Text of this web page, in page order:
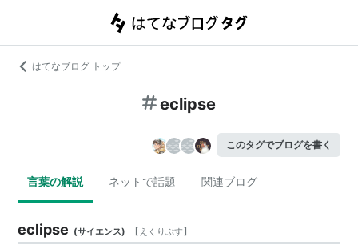
はてなブログ トップ
eclipse
このタグでブログを書く
言葉の解説 ネットで話題 関連ブログ
eclipse (サイエンス) 【 えくりぷす】